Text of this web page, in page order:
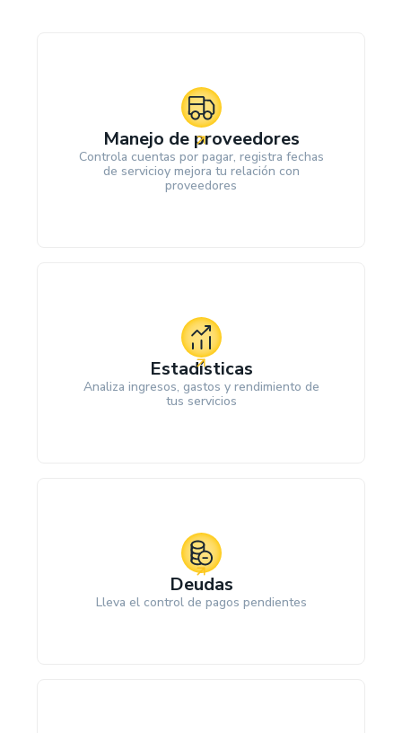
Manejo de proveedores
Controla cuentas por pagar, registra fechas
de servicioy mejora tu relación con
proveedores
Estadísticas
Analiza ingresos, gastos y rendimiento de
tus servicios
Deudas
Lleva el control de pagos pendientes